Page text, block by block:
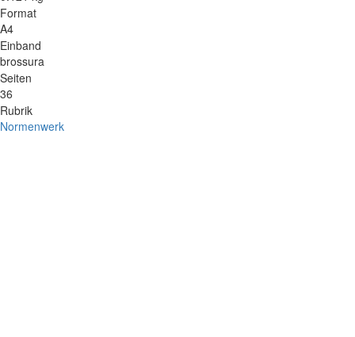
Format
A4
Einband
brossura
Seiten
36
Rubrik
Normenwerk